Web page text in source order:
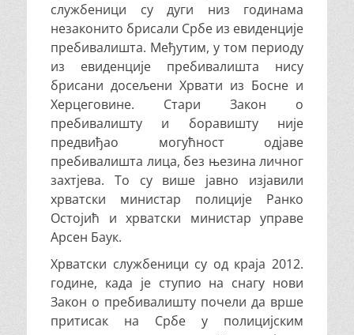
службеници су дуги низ годинама
незаконито брисали Србе из евиденције
пребивалишта. Међутим, у том периоду
из евиденције пребивалишта нису
брисани досељени Хрвати из Босне и
Херцеговине. Стари Закон о
пребивалишту и боравишту није
предвиђао могућност одјаве
пребивалишта лица, без њезина личног
захтјева. То су више јавно изјавили
хрватски министар полиције Ранко
Остојић и хрватски министар управе
Арсен Баук.
Хрватски службеници су од краја 2012.
године, када је ступио на снагу нови
Закон о пребивалишту почели да врше
притисак на Србе у полицијским